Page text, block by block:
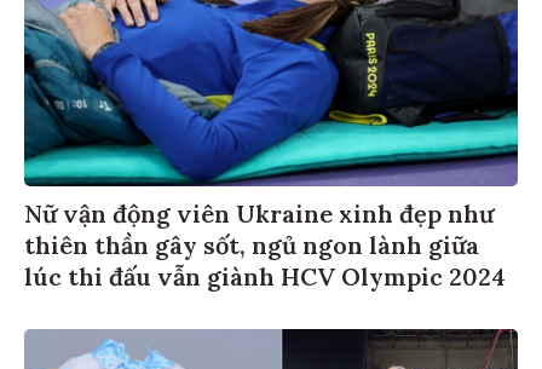
Nữ vận động viên Ukraine xinh đẹp như
thiên thần gây sốt, ngủ ngon lành giữa
lúc thi đấu vẫn giành HCV Olympic 2024